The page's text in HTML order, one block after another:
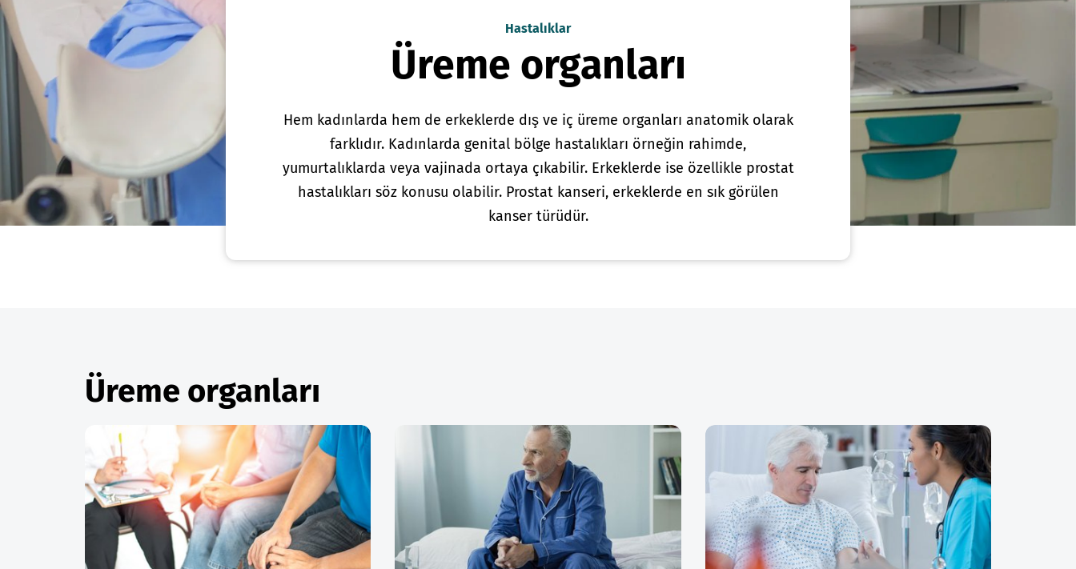
Hastalıklar
Üreme organları
Hem kadınlarda hem de erkeklerde dış ve iç üreme organları anatomik olarak
farklıdır. Kadınlarda genital bölge hastalıkları örneğin rahimde,
yumurtalıklarda veya vajinada ortaya çıkabilir. Erkeklerde ise özellikle prostat
hastalıkları söz konusu olabilir. Prostat kanseri, erkeklerde en sık görülen
kanser türüdür.
Üreme organları